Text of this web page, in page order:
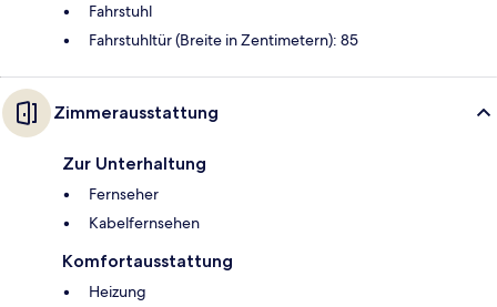
Fahrstuhl
Fahrstuhltür (Breite in Zentimetern): 85
Zimmerausstattung
Zur Unterhaltung
Fernseher
Kabelfernsehen
Komfortausstattung
Heizung